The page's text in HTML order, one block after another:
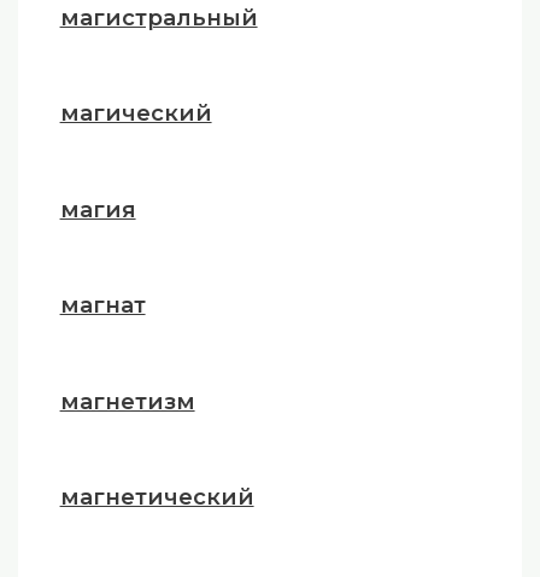
магистральный
магический
магия
магнат
магнетизм
магнетический